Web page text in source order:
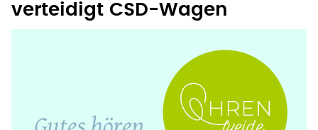
verteidigt CSD-Wagen